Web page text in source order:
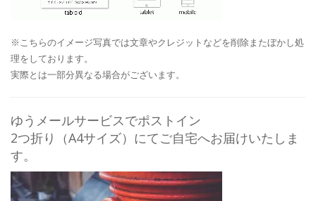
※こちらのイメージ写真では文章やクレジットなどを削除またぼかし処
理をしております。
実際とは一部分異なる場合がございます。
ゆうメールサービスでポストイン
2つ折り（A4サイズ）にてご自宅へお届けいたしま
す。